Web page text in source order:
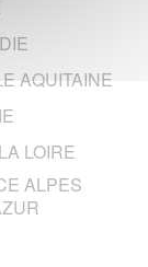
AQUITAINE
LOIRE
ALPES